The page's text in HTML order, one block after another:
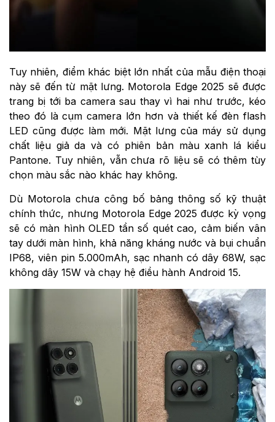
Tuy nhiên, điểm khác biệt lớn nhất của mẫu điện thoại
này sẽ đến từ mặt lưng. Motorola Edge 2025 sẽ được
trang bị tới ba camera sau thay vì hai như trước, kéo
theo đó là cụm camera lớn hơn và thiết kế đèn flash
LED cũng được làm mới. Mặt lưng của máy sử dụng
chất liệu giả da và có phiên bản màu xanh lá kiểu
Pantone. Tuy nhiên, vẫn chưa rõ liệu sẽ có thêm tùy
chọn màu sắc nào khác hay không.
Dù Motorola chưa công bố bảng thông số kỹ thuật
chính thức, nhưng Motorola Edge 2025 được kỳ vọng
sẽ có màn hình OLED tần số quét cao, cảm biến vân
tay dưới màn hình, khả năng kháng nước và bụi chuẩn
IP68, viên pin 5.000mAh, sạc nhanh có dây 68W, sạc
không dây 15W và chạy hệ điều hành Android 15.